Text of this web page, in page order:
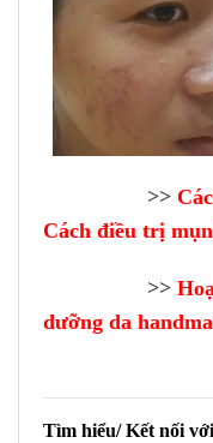
>>
Cách điều trị
>>
dưỡng da
Tìm hiểu/ Kết nối